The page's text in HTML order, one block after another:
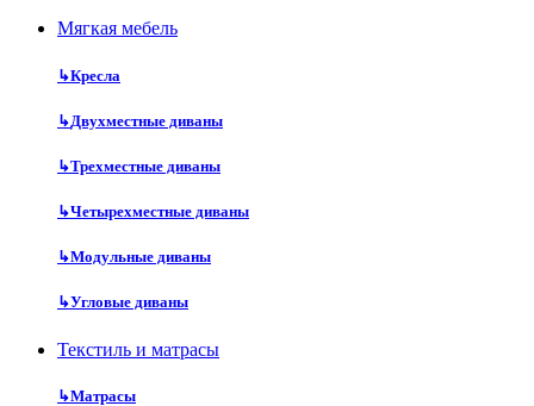
Мягкая мебель
↳Кресла
↳Двухместные диваны
↳Трехместные диваны
↳Четырехместные диваны
↳Модульные диваны
↳Угловые диваны
Текстиль и матрасы
↳Матрасы